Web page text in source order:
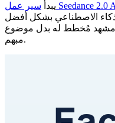
يبدأ
الاصطناعي بشكل أفضل
مشهد مُخطط له بدل موضوع
مبهم.